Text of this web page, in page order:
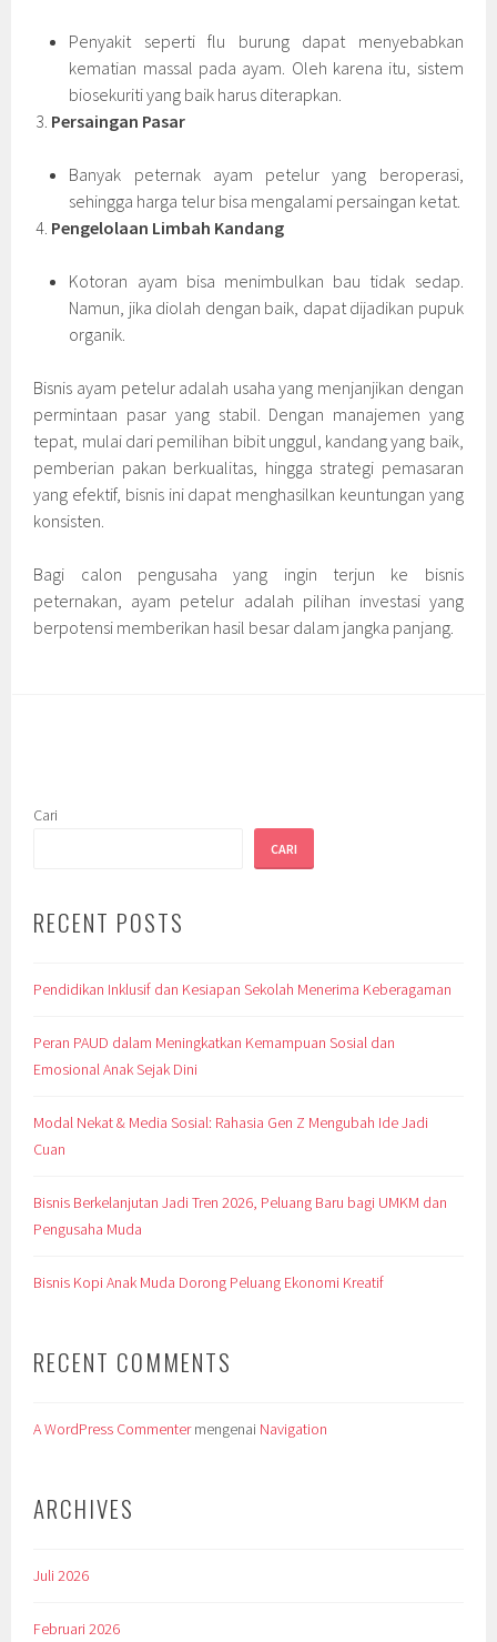
Penyakit seperti flu burung dapat menyebabkan
kematian massal pada ayam. Oleh karena itu, sistem
biosekuriti yang baik harus diterapkan.
Persaingan Pasar
Banyak peternak ayam petelur yang beroperasi,
sehingga harga telur bisa mengalami persaingan ketat.
Pengelolaan Limbah Kandang
Kotoran ayam bisa menimbulkan bau tidak sedap.
Namun, jika diolah dengan baik, dapat dijadikan pupuk
organik.
Bisnis ayam petelur adalah usaha yang menjanjikan dengan
permintaan pasar yang stabil. Dengan manajemen yang
tepat, mulai dari pemilihan bibit unggul, kandang yang baik,
pemberian pakan berkualitas, hingga strategi pemasaran
yang efektif, bisnis ini dapat menghasilkan keuntungan yang
konsisten.
Bagi calon pengusaha yang ingin terjun ke bisnis
peternakan, ayam petelur adalah pilihan investasi yang
berpotensi memberikan hasil besar dalam jangka panjang.
Cari
CARI
RECENT POSTS
Pendidikan Inklusif dan Kesiapan Sekolah Menerima Keberagaman
Peran PAUD dalam Meningkatkan Kemampuan Sosial dan
Emosional Anak Sejak Dini
Modal Nekat & Media Sosial: Rahasia Gen Z Mengubah Ide Jadi
Cuan
Bisnis Berkelanjutan Jadi Tren 2026, Peluang Baru bagi UMKM dan
Pengusaha Muda
Bisnis Kopi Anak Muda Dorong Peluang Ekonomi Kreatif
RECENT COMMENTS
A WordPress Commentermengenai Navigation
ARCHIVES
Juli 2026
Februari 2026